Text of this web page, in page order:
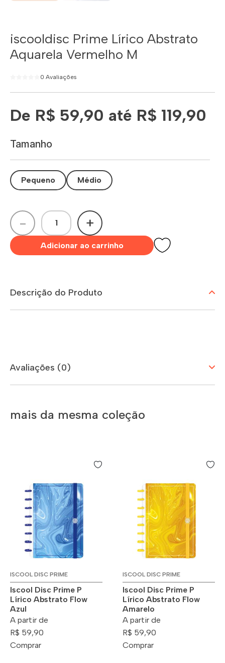
iscooldisc Prime Lírico Abstrato
Aquarela Vermelho M
0 Avaliações
De R$ 59,90 até R$ 119,90
Tamanho
Pequeno Médio
- +
Adicionar ao carrinho
Descrição do Produto
Avaliações (0)
mais da mesma coleção
ISCOOL DISC PRIME
Iscool Disc Prime P
Lírico Abstrato Flow
Azul
A partir de
R$ 59,90
Comprar
ISCOOL DISC PRIME
Iscool Disc Prime P
Lírico Abstrato Flow
Amarelo
A partir de
R$ 59,90
Comprar